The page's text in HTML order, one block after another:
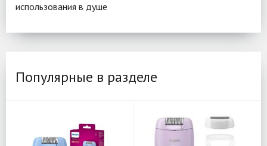
использования в душе
Популярные в разделе